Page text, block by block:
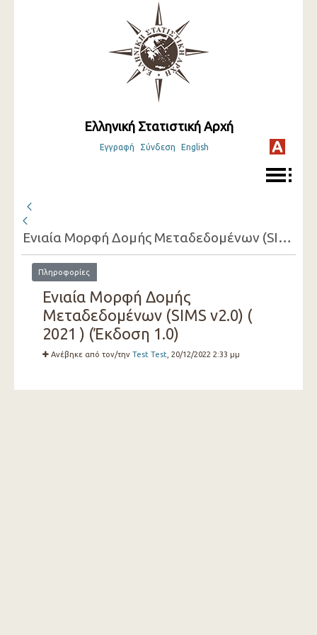
Ελληνική Στατιστική Αρχή
Εγγραφή Σύνδεση English
Ενιαία Μορφή Δομής Μεταδεδομένων (SIMS v2.0) ( 2021 )
Πληροφορίες
Ενιαία Μορφή Δομής
Μεταδεδομένων (SIMS v2.0) (
2021 ) (Έκδοση 1.0)
Ανέβηκε από τον/την Test Test , 20/12/2022 2:33 μμ